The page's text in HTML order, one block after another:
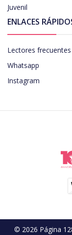
Juvenil
ENLACES
Lectores frecuentes
Whatsapp
Instagram
© 2026 Página